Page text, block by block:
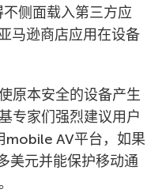
侧面载入第三方应
马逊商店应用在设备
原本安全的设备产生
专家们强烈建议用户
AV平台，如果
美元并能保护移动通